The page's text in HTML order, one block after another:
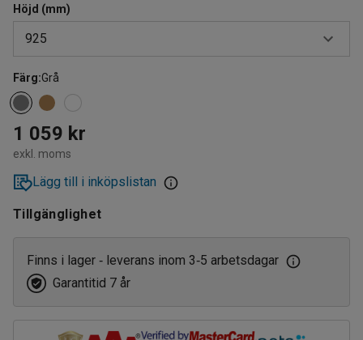
Höjd (mm)
925
925
1325
1725
Färg:Grå
1 059 kr
exkl. moms
Lägg till i inköpslistan
Tillgänglighet
Finns i lager ‑ leverans inom 3‑5 arbetsdagar
Garantitid 7 år